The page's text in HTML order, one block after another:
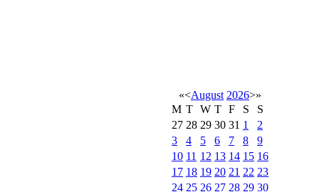
«<August 2026>»
M T W T F S
S
27 28 29 30 31 1
2
3
4 5 6 7 8
9
10 11 12 13 14 15 16
17 18 19 20 21 22 23
24 25 26 27 28 29 30